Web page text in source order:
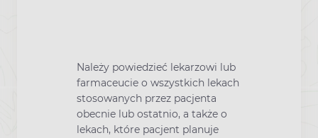
Należy powiedzieć lekarzowi lub
farmaceucie o wszystkich lekach
stosowanych przez pacjenta
obecnie lub ostatnio, a także o
lekach, które pacjent planuje